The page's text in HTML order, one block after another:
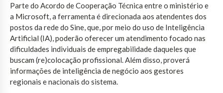
Parte do Acordo de Cooperação Técnica entre o ministério e
a Microsoft, a ferramenta é direcionada aos atendentes dos
postos da rede do Sine, que, por meio do uso de Inteligência
Artificial (IA), poderão oferecer um atendimento focado nas
dificuldades individuais de empregabilidade daqueles que
buscam (re)colocação profissional. Além disso, proverá
informações de inteligência de negócio aos gestores
regionais e nacionais do sistema.